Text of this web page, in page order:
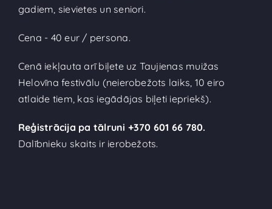
gadiem, sievietes un seniori.
Cena - 40 eur / persona.
Cenā iekļauta arī biļete uz Taujienas muižas
Helovīna festivālu (neierobežots laiks, 10 eiro
atlaide tiem, kas iegādājas biļeti iepriekš).
Reģistrācija pa tālruni +370 601 66 780.
Dalībnieku skaits ir ierobežots.